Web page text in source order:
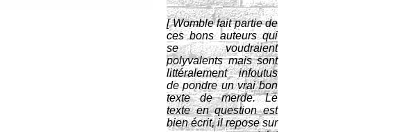
[ Womble fait partie de
ces bons auteurs qui
se voudraient
polyvalents mais sont
littéralement infoutus
de pondre un vrai bon
texte de merde. Le
texte en question est
bien écrit, il repose sur